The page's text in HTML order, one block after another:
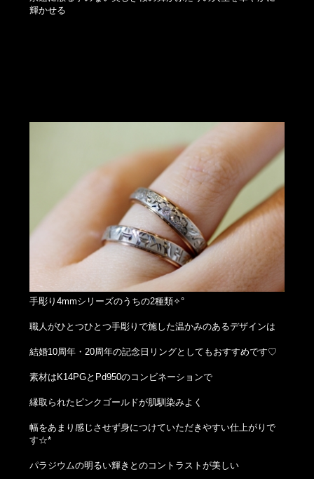
輝かせる
手彫り4mmシリーズのうちの2種類✧°
職人がひとつひとつ手彫りで施した温かみのあるデザインは
結婚10周年・20周年の記念日リングとしてもおすすめです♡
素材はK14PGとPd950のコンビネーションで
縁取られたピンクゴールドが肌馴染みよく
幅をあまり感じさせず身につけていただきやすい仕上がりで
す☆*
パラジウムの明るい輝きとのコントラストが美しい